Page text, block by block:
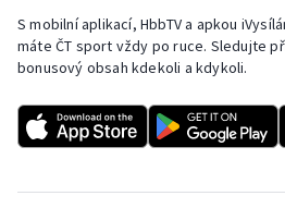
Rychlobruslení
Rychlostní kanoistika
Short track
S mobilní aplikací, HbbTV a apkou
máte ČT sport vždy po ruce. Sledujte
bonusový obsah kdekoli a kdykoli.